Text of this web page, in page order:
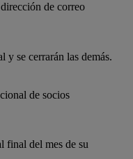
de correo
y se cerrarán las demás.
de socios
final del mes de su